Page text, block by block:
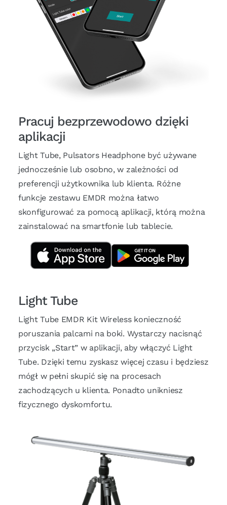
Pracuj bezprzewodowo dzięki
aplikacji
Light Tube, Pulsators Headphone być używane
jednocześnie lub osobno, w zależności od
preferencji użytkownika lub klienta. Różne
funkcje zestawu EMDR można łatwo
skonfigurować za pomocą aplikacji, którą można
zainstalować na smartfonie lub tablecie.
Light Tube
Light Tube EMDR Kit Wireless konieczność
poruszania palcami na boki. Wystarczy nacisnąć
przycisk „Start” w aplikacji, aby włączyć Light
Tube. Dzięki temu zyskasz więcej czasu i będziesz
mógł w pełni skupić się na procesach
zachodzących u klienta. Ponadto unikniesz
fizycznego dyskomfortu.